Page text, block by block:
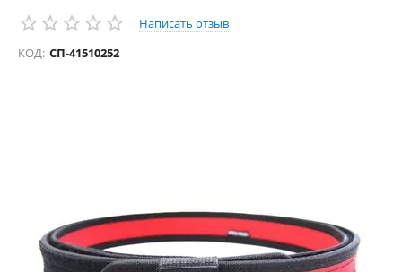
Написать отзыв
КОД: СП-41510252